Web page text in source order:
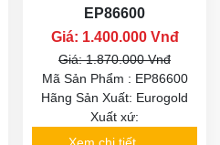
EP86600
Giá: 1.400.000 Vnđ
Giá: 1.870.000 Vnđ
Mã Sản Phẩm : EP86600
Hãng Sản Xuất: Eurogold
Xuất xứ: